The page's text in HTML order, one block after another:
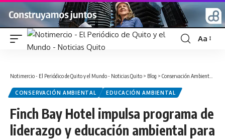
Font
Aa
Notimercio - El Periódico de Quito y el Mundo - Noticias Quito > Blog > Conservación Ambiental
CONSERVACIÓN AMBIENTAL EDUCACIÓN AMBIENTAL
Finch Bay Hotel impulsa programa de
liderazgo y educación ambiental para